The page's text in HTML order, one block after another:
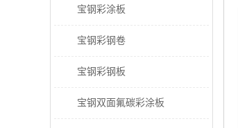
宝钢彩涂板
宝钢彩钢卷
宝钢彩钢板
宝钢双面氟碳彩涂板